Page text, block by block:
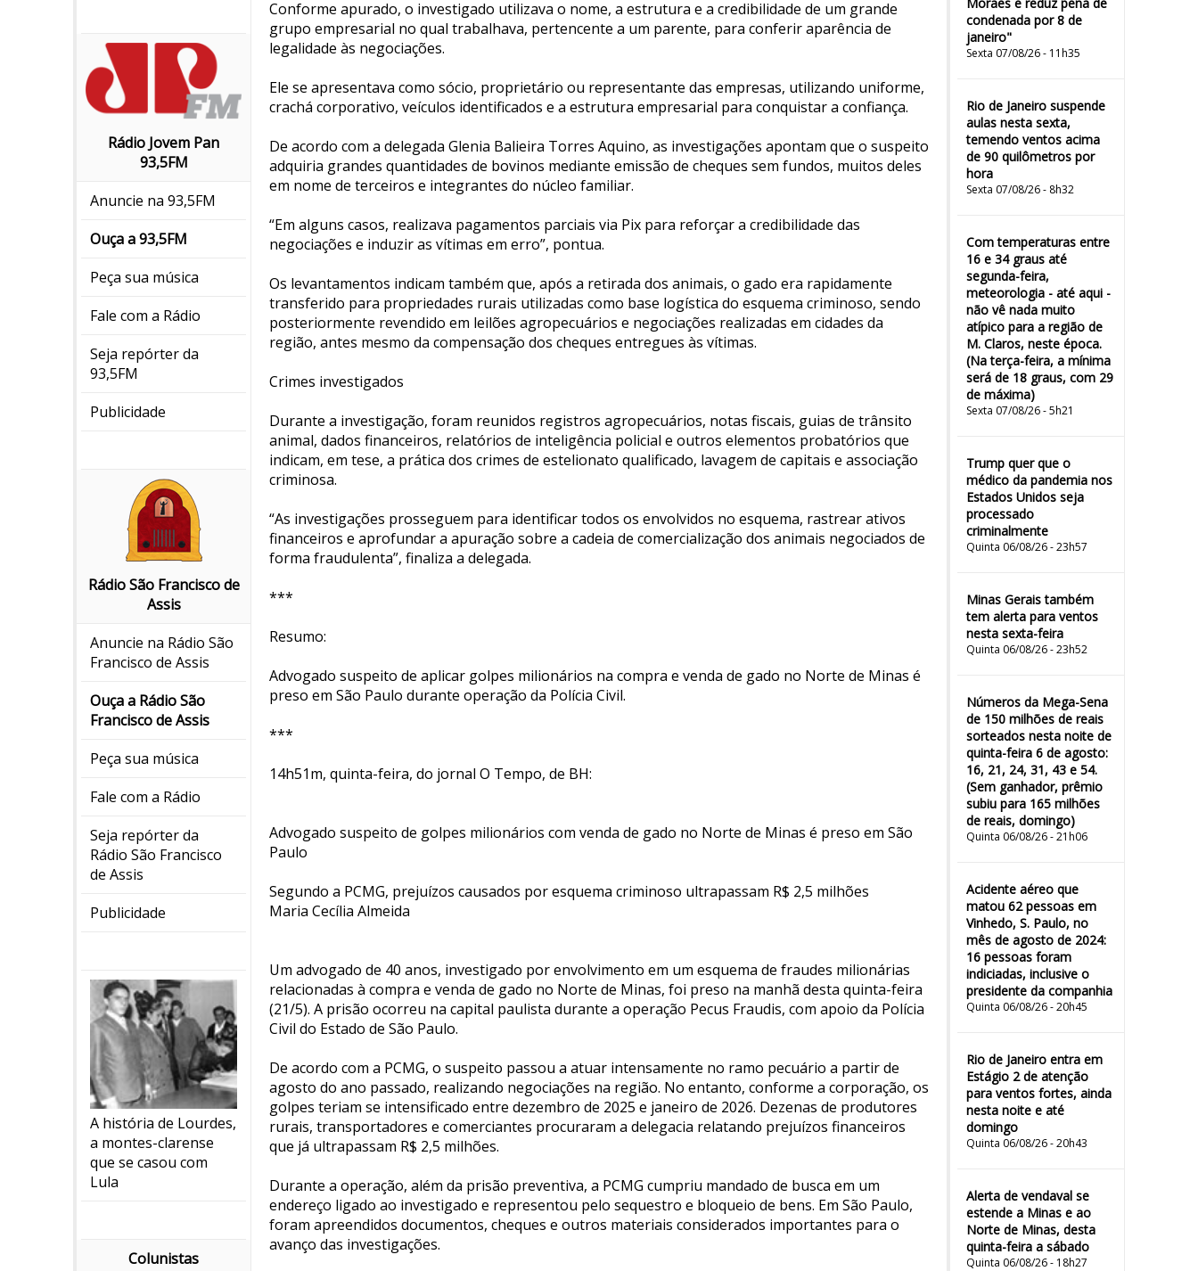
Rádio Jovem Pan
93,5FM
Anuncie na 93,5FM
Ouça a 93,5FM
Peça sua música
Fale com a Rádio
Seja repórter da
93,5FM
Publicidade
Rádio São Francisco de
Assis
Anuncie na Rádio São
Francisco de Assis
Ouça a Rádio São
Francisco de Assis
Peça sua música
Fale com a Rádio
Seja repórter da
Rádio São Francisco
de Assis
Publicidade
A história de Lourdes,
a montes-clarense
que se casou com
Lula
Colunistas
condenada por 8 de
janeiro"
Sexta 07/08/26 - 11h35
Rio de Janeiro suspende
aulas nesta sexta,
temendo ventos acima
de 90 quilômetros por
hora
Sexta 07/08/26 - 8h32
Com temperaturas entre
16 e 34 graus até
segunda-feira,
meteorologia - até aqui -
não vê nada muito
atípico para a região de
M. Claros, neste época.
(Na terça-feira, a mínima
será de 18 graus, com 29
de máxima)
Sexta 07/08/26 - 5h21
Trump quer que o
médico da pandemia nos
Estados Unidos seja
processado
criminalmente
Quinta 06/08/26 - 23h57
Minas Gerais também
tem alerta para ventos
nesta sexta-feira
Quinta 06/08/26 - 23h52
Números da Mega-Sena
de 150 milhões de reais
sorteados nesta noite de
quinta-feira 6 de agosto:
16, 21, 24, 31, 43 e 54.
(Sem ganhador, prêmio
subiu para 165 milhões
de reais, domingo)
Quinta 06/08/26 - 21h06
Acidente aéreo que
matou 62 pessoas em
Vinhedo, S. Paulo, no
mês de agosto de 2024:
16 pessoas foram
indiciadas, inclusive o
presidente da companhia
Quinta 06/08/26 - 20h45
Rio de Janeiro entra em
Estágio 2 de atenção
para ventos fortes, ainda
nesta noite e até
domingo
Quinta 06/08/26 - 20h43
Alerta de vendaval se
estende a Minas e ao
Norte de Minas, desta
quinta-feira a sábado
Quinta 06/08/26 - 18h27
Conforme apurado, o investigado utilizava o nome, a estrutura e a credibilidade de um grande
grupo empresarial no qual trabalhava, pertencente a um parente, para conferir aparência de
legalidade às negociações.
Ele se apresentava como sócio, proprietário ou representante das empresas, utilizando uniforme,
crachá corporativo, veículos identificados e a estrutura empresarial para conquistar a confiança.
De acordo com a delegada Glenia Balieira Torres Aquino, as investigações apontam que o suspeito
adquiria grandes quantidades de bovinos mediante emissão de cheques sem fundos, muitos deles
em nome de terceiros e integrantes do núcleo familiar.
“Em alguns casos, realizava pagamentos parciais via Pix para reforçar a credibilidade das
negociações e induzir as vítimas em erro”, pontua.
Os levantamentos indicam também que, após a retirada dos animais, o gado era rapidamente
transferido para propriedades rurais utilizadas como base logística do esquema criminoso, sendo
posteriormente revendido em leilões agropecuários e negociações realizadas em cidades da
região, antes mesmo da compensação dos cheques entregues às vítimas.
Crimes investigados
Durante a investigação, foram reunidos registros agropecuários, notas fiscais, guias de trânsito
animal, dados financeiros, relatórios de inteligência policial e outros elementos probatórios que
indicam, em tese, a prática dos crimes de estelionato qualificado, lavagem de capitais e associação
criminosa.
“As investigações prosseguem para identificar todos os envolvidos no esquema, rastrear ativos
financeiros e aprofundar a apuração sobre a cadeia de comercialização dos animais negociados de
forma fraudulenta”, finaliza a delegada.
***
Resumo:
Advogado suspeito de aplicar golpes milionários na compra e venda de gado no Norte de Minas é
preso em São Paulo durante operação da Polícia Civil.
***
14h51m, quinta-feira, do jornal O Tempo, de BH:
Advogado suspeito de golpes milionários com venda de gado no Norte de Minas é preso em São
Paulo
Segundo a PCMG, prejuízos causados por esquema criminoso ultrapassam R$ 2,5 milhões
Maria Cecília Almeida
Um advogado de 40 anos, investigado por envolvimento em um esquema de fraudes milionárias
relacionadas à compra e venda de gado no Norte de Minas, foi preso na manhã desta quinta-feira
(21/5). A prisão ocorreu na capital paulista durante a operação Pecus Fraudis, com apoio da Polícia
Civil do Estado de São Paulo.
De acordo com a PCMG, o suspeito passou a atuar intensamente no ramo pecuário a partir de
agosto do ano passado, realizando negociações na região. No entanto, conforme a corporação, os
golpes teriam se intensificado entre dezembro de 2025 e janeiro de 2026. Dezenas de produtores
rurais, transportadores e comerciantes procuraram a delegacia relatando prejuízos financeiros
que já ultrapassam R$ 2,5 milhões.
Durante a operação, além da prisão preventiva, a PCMG cumpriu mandado de busca em um
endereço ligado ao investigado e representou pelo sequestro e bloqueio de bens. Em São Paulo,
foram apreendidos documentos, cheques e outros materiais considerados importantes para o
avanço das investigações.